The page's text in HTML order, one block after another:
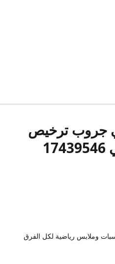
جروب ترخيص
وملابس رياضية لكل الفرق